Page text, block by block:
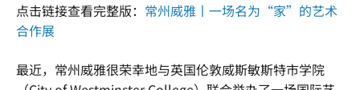
点击链接查看完整版： 常州威雅丨一场名为“家”的艺术
合作展
最近，常州威雅很荣幸地与英国伦敦威斯敏斯特市学院